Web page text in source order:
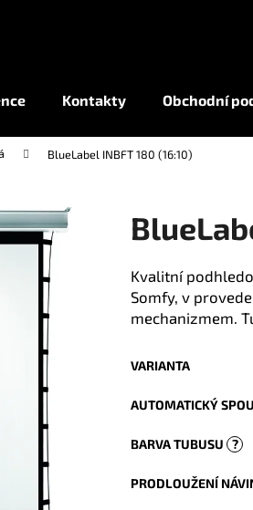
Kontakty Obchodní
BlueLabel INBFT 180 (16:10)
Kvalitní
Somfy, v
mechanizmem.
VARIANTA
AUTOMATICKÝ
BARVA TUBUSU ?
PRODLOUŽENÍ
najít?